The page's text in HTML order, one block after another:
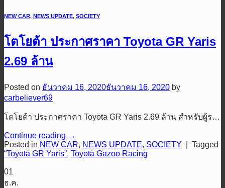
NEW CAR, NEWS UPDATE, SOCIETY
โตโยต้า ประกาศราคา Toyota GR Yaris
2.69 ล้าน
Posted on ธันวาคม 16, 2020ธันวาคม 16, 2020 by
carbeliever69
โตโยต้า ประกาศราคา Toyota GR Yaris 2.69 ล้าน สำหรับผู้ร…
Continue reading →
Posted in NEW CAR, NEWS UPDATE, SOCIETY
Tagged
“Toyota GR Yaris”, Toyota Gazoo Racing
01
ธ.ค.